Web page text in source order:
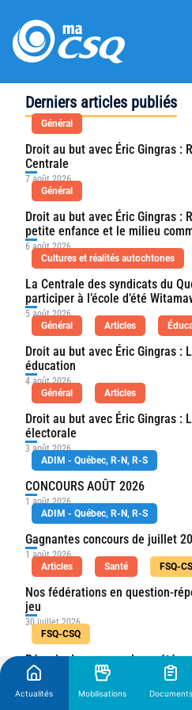
Derniers articles publiés
Général
Droit au but avec Éric Gingras :
Centrale
7 août 2026
Général
Droit au but avec Éric Gingras :
petite enfance et le milieu
6 août 2026
Cultures et réalités autochtones
La Centrale des syndicats du
participer à l’école d’été
5 août 2026
Général
Articles
Droit au but avec Éric Gingras :
éducation
4 août 2026
Général
Articles
Droit au but avec Éric Gingras :
électorale
3 août 2026
ADIM - Québec, R-N, R-S
CONCOURS AOÛT 2026
1 août 2026
ADIM - Québec, R-N, R-S
Gagnantes concours de juillet
1 août 2026
Articles
Santé FSQ-
Nos fédérations en question-
jeu
30 juillet 2026
FSQ-CSQ
Pénurie de personnel : un été
soins de santé sur la Côte-
Québec.
Actualités Mobilisations Documents